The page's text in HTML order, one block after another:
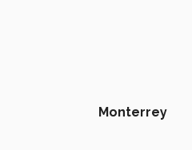
Monterrey